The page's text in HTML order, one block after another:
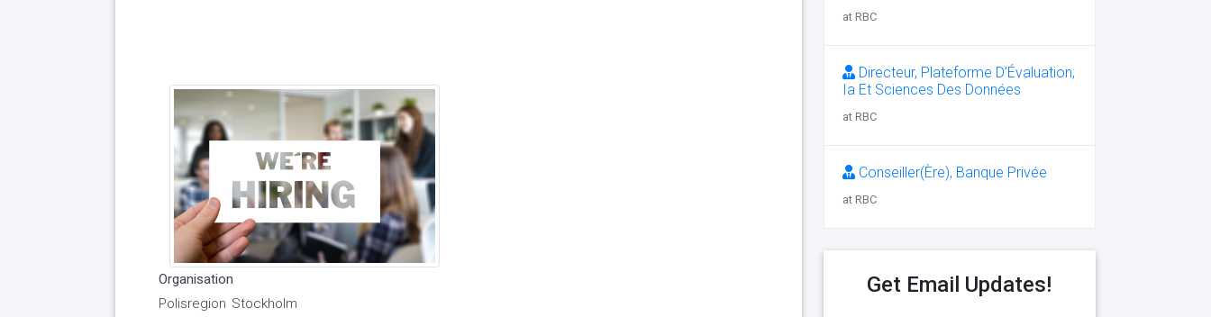
Organisation
Polisregion Stockholm
at RBC
Directeur, Plateforme D’Évaluation,
Ia Et Sciences Des Données
at RBC
Conseiller(Ère), Banque Privée
at RBC
Get Email Updates!